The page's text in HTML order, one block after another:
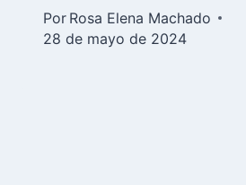
Por Rosa Elena Machado
28 de mayo de 2024